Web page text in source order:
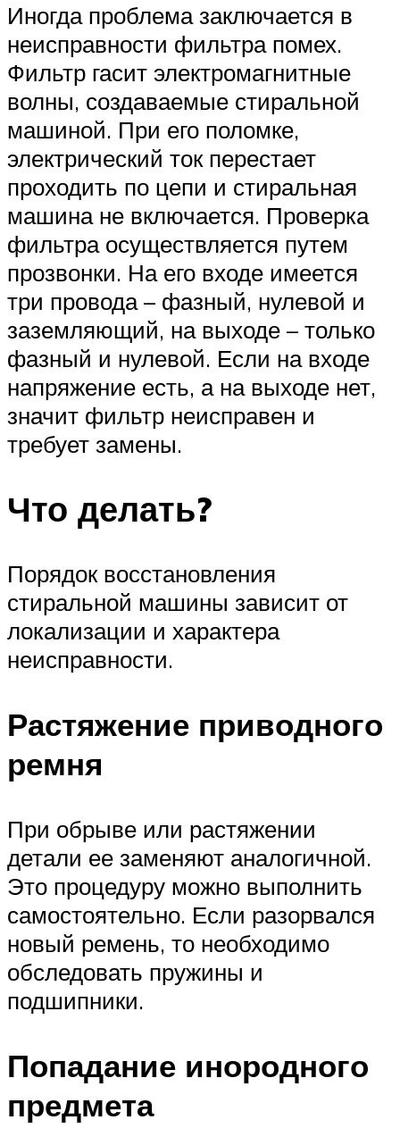
Иногда проблема заключается в
неисправности фильтра помех.
Фильтр гасит электромагнитные
волны, создаваемые стиральной
машиной. При его поломке,
электрический ток перестает
проходить по цепи и стиральная
машина не включается. Проверка
фильтра осуществляется путем
прозвонки. На его входе имеется
три провода – фазный, нулевой и
заземляющий, на выходе – только
фазный и нулевой. Если на входе
напряжение есть, а на выходе нет,
значит фильтр неисправен и
требует замены.
Что делать?
Порядок восстановления
стиральной машины зависит от
локализации и характера
неисправности.
Растяжение приводного
ремня
При обрыве или растяжении
детали ее заменяют аналогичной.
Это процедуру можно выполнить
самостоятельно. Если разорвался
новый ремень, то необходимо
обследовать пружины и
подшипники.
Попадание инородного
предмета